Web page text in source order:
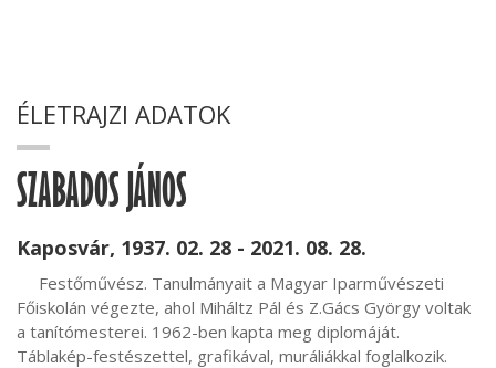
ÉLETRAJZI ADATOK
SZABADOS JÁNOS
Kaposvár, 1937. 02. 28 - 2021. 08. 28.
Főiskolán végezte, ahol Miháltz Pál és Z.Gács György voltak
a tanítómesterei. 1962-ben kapta meg diplomáját.
Táblakép-festészettel, grafikával, muráliákkal foglalkozik.